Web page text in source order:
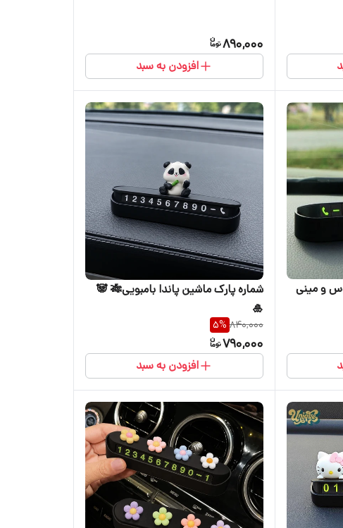
890,000
افزودن به سبد
میکی موس و مینی
شماره پارک ماشین پاندا بامبویی🎋 🐼
🎍
840,000
5%
790,000
افزودن به سبد